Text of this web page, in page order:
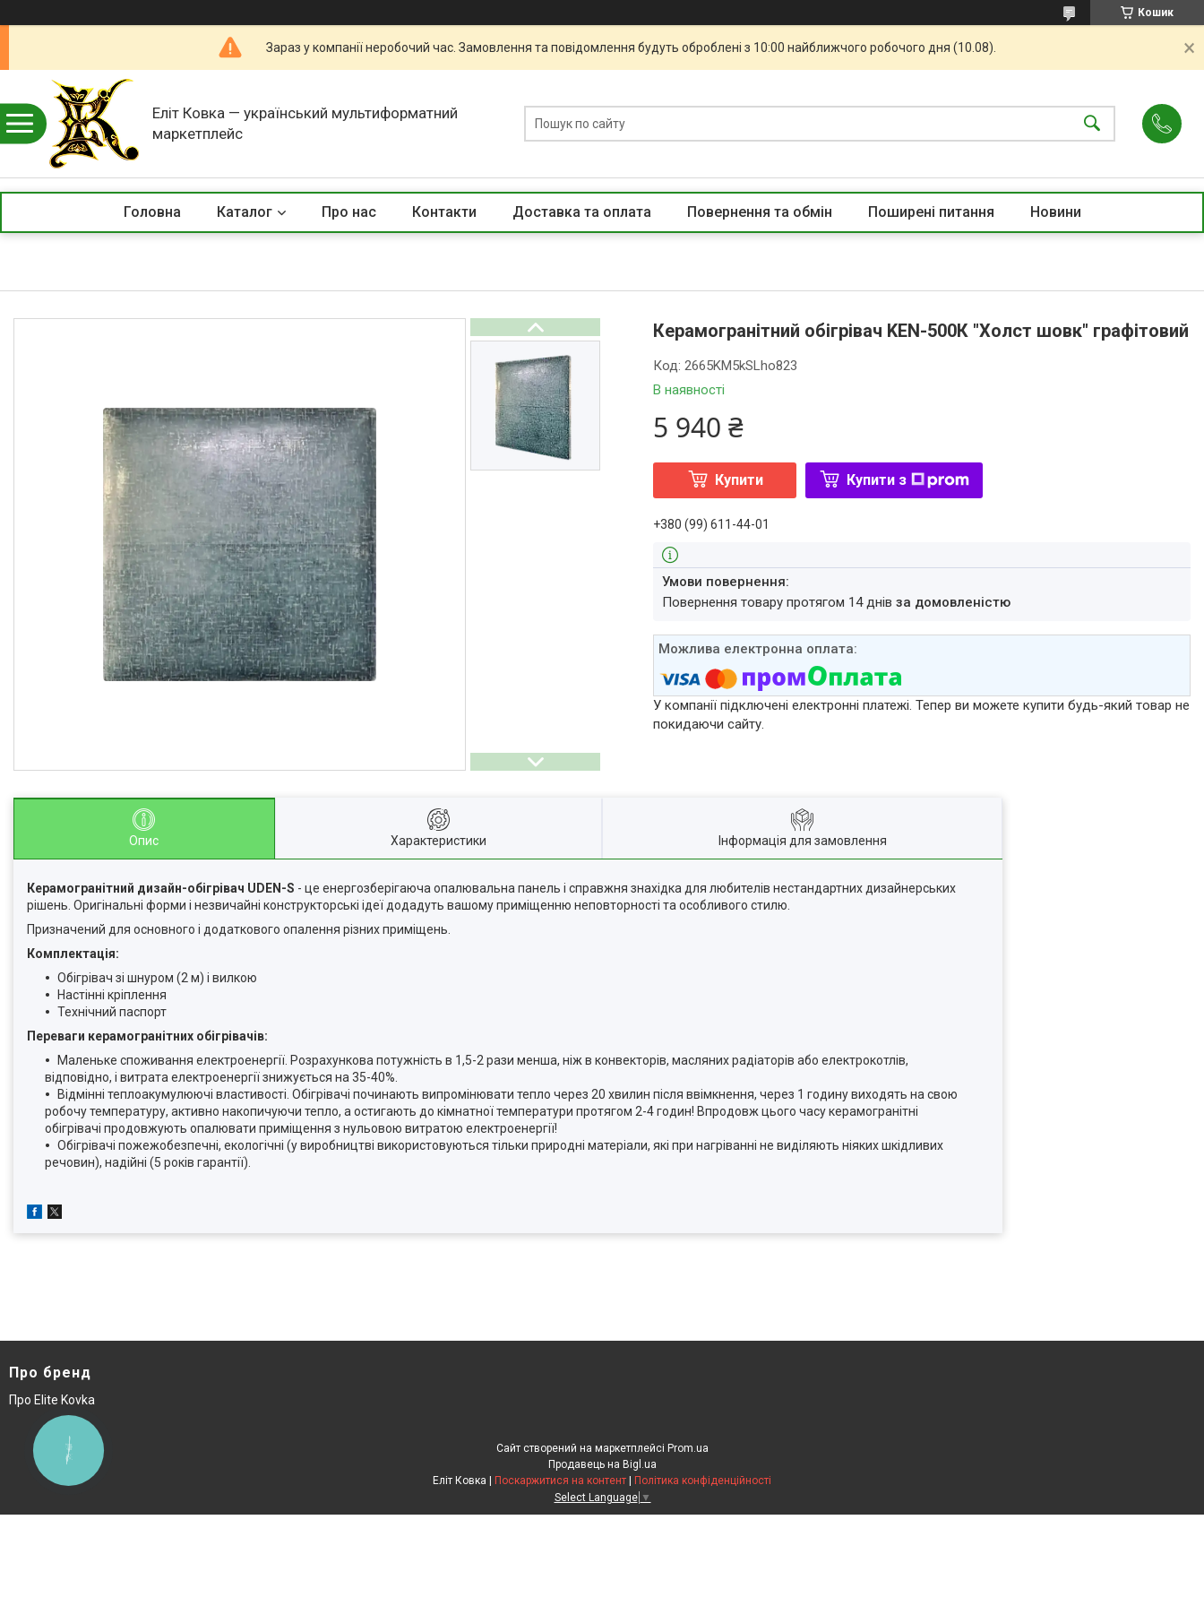
Кошик
Зараз у компанії неробочий час. Замовлення та повідомлення будуть оброблені з 10:00 найближчого робочого дня (10.08).
Еліт Ковка — український мультиформатний
маркетплейс
Головна Каталог Про нас Контакти Доставка та оплата Повернення та обмін Поширені питання Новини
Керамогранітний обігрівач KEN-500К "Холст шовк" графітовий
В наявності
Код:2665KM5kSLho823
5 940 ₴
Купити Купити з
+380 (99) 611-44-01
повернення товару протягом 14 днівза домовленістю
У компанії підключені електронні платежі. Тепер ви можете купити будь-який товар не
покидаючи сайту.
Опис Характеристики Інформація для замовлення
Керамогранітний дизайн-обігрівач UDEN-S - це енергозберігаюча опалювальна панель і справжня знахідка для любителів нестандартних дизайнерських
рішень. Оригінальні форми і незвичайні конструкторські ідеї додадуть вашому приміщенню неповторності та особливого стилю.
Призначений для основного і додаткового опалення різних приміщень.
Комплектація:
Обігрівач зі шнуром (2 м) і вилкою
Настінні кріплення
Технічний паспорт
Переваги керамогранітних обігрівачів:
Маленьке споживання електроенергії. Розрахункова потужність в 1,5-2 рази менша, ніж в конвекторів, масляних радіаторів або електрокотлів,
відповідно, і витрата електроенергії знижується на 35-40%.
Відмінні теплоакумулюючі властивості. Обігрівачі починають випромінювати тепло через 20 хвилин після ввімкнення, через 1 годину виходять на свою
робочу температуру, активно накопичуючи тепло, а остигають до кімнатної температури протягом 2-4 годин! Впродовж цього часу керамогранітні
обігрівачі продовжують опалювати приміщення з нульовою витратою електроенергії!
Обігрівачі пожежобезпечні, екологічні (у виробництві використовуються тільки природні матеріали, які при нагріванні не виділяють ніяких шкідливих
речовин), надійні (5 років гарантії).
Про бренд
Про Elite Kovka
Сайт створений на маркетплейсі Prom.ua
Продавець на Bigl.ua
Поскаржитися на контент
Політика конфіденційності
Select Language ▼
КНОПКА
ЗВ'ЯЗКУ